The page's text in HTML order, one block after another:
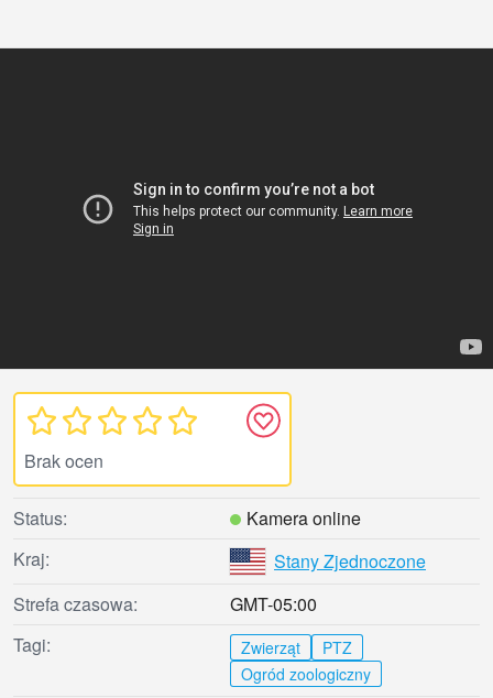
Brak ocen
Status:
Kamera online
Kraj:
Stany Zjednoczone
Strefa czasowa:
GMT-05:00
Tagi:
Zwierząt
PTZ
Ogród zoologiczny